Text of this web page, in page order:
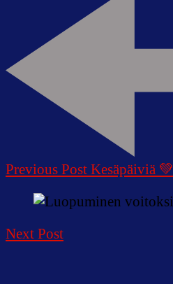
Navigation
Previous Post Kesäpäiviä 💚
Next Post